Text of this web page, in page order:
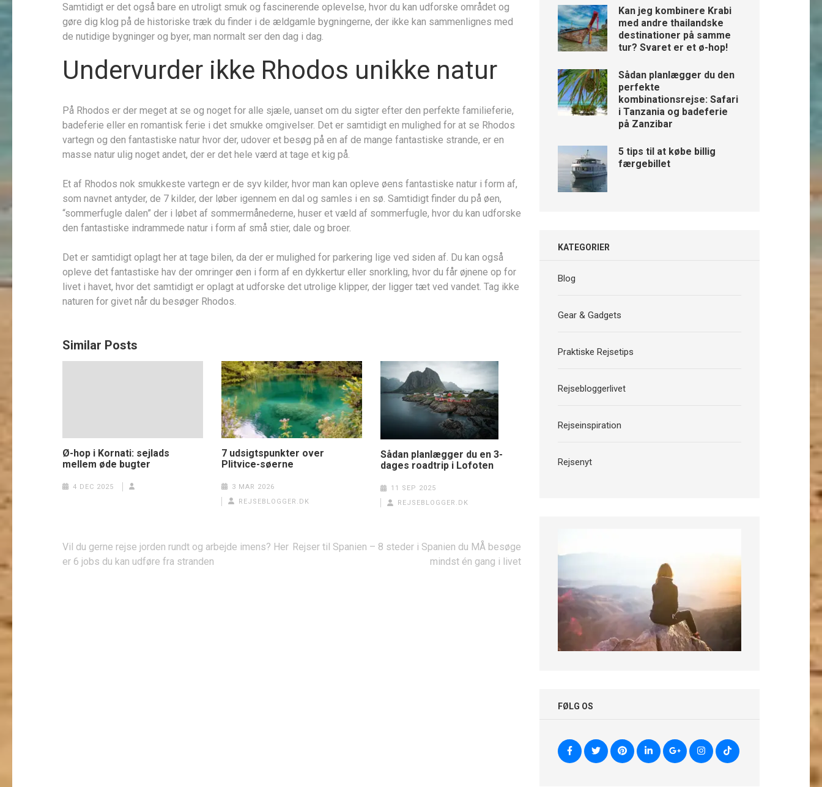
Samtidigt er det også bare en utroligt smuk og fascinerende oplevelse, hvor du kan udforske området og
gøre dig klog på de historiske træk du finder i de ældgamle bygningerne, der ikke kan sammenlignes med
de nutidige bygninger og byer, man normalt ser den dag i dag.
Undervurder ikke Rhodos unikke natur
På Rhodos er der meget at se og noget for alle sjæle, uanset om du sigter efter den perfekte familieferie,
badeferie eller en romantisk ferie i det smukke omgivelser. Det er samtidigt en mulighed for at se Rhodos
vartegn og den fantastiske natur hvor der, udover et besøg på en af de mange fantastiske strande, er en
masse natur ulig noget andet, der er det hele værd at tage et kig på.
Et af Rhodos nok smukkeste vartegn er de syv kilder, hvor man kan opleve øens fantastiske natur i form af,
som navnet antyder, de 7 kilder, der løber igennem en dal og samles i en sø. Samtidigt finder du på øen,
“sommerfugle dalen” der i løbet af sommermånederne, huser et væld af sommerfugle, hvor du kan udforske
den fantastiske indrammede natur i form af små stier, dale og broer.
Det er samtidigt oplagt her at tage bilen, da der er mulighed for parkering lige ved siden af. Du kan også
opleve det fantastiske hav der omringer øen i form af en dykkertur eller snorkling, hvor du får øjnene op for
livet i havet, hvor det samtidigt er oplagt at udforske det utrolige klipper, der ligger tæt ved vandet. Tag ikke
naturen for givet når du besøger Rhodos.
Similar Posts
Ø-hop i Kornati: sejlads
mellem øde bugter
4 DEC 2025
7 udsigtspunkter over
Plitvice-søerne
3 MAR 2026
REJSEBLOGGER.DK
Sådan planlægger du en 3-
dages roadtrip i Lofoten
11 SEP 2025
REJSEBLOGGER.DK
Indlægsnavigation
Vil du gerne rejse jorden rundt og arbejde imens? Her
er 6 jobs du kan udføre fra stranden
Rejser til Spanien – 8 steder i Spanien du MÅ besøge
mindst én gang i livet
Kan jeg kombinere Krabi
med andre thailandske
destinationer på samme
tur? Svaret er et ø-hop!
Sådan planlægger du den
perfekte
kombinationsrejse: Safari
i Tanzania og badeferie
på Zanzibar
5 tips til at købe billig
færgebillet
KATEGORIER
Blog
Gear & Gadgets
Praktiske Rejsetips
Rejsebloggerlivet
Rejseinspiration
Rejsenyt
FØLG OS